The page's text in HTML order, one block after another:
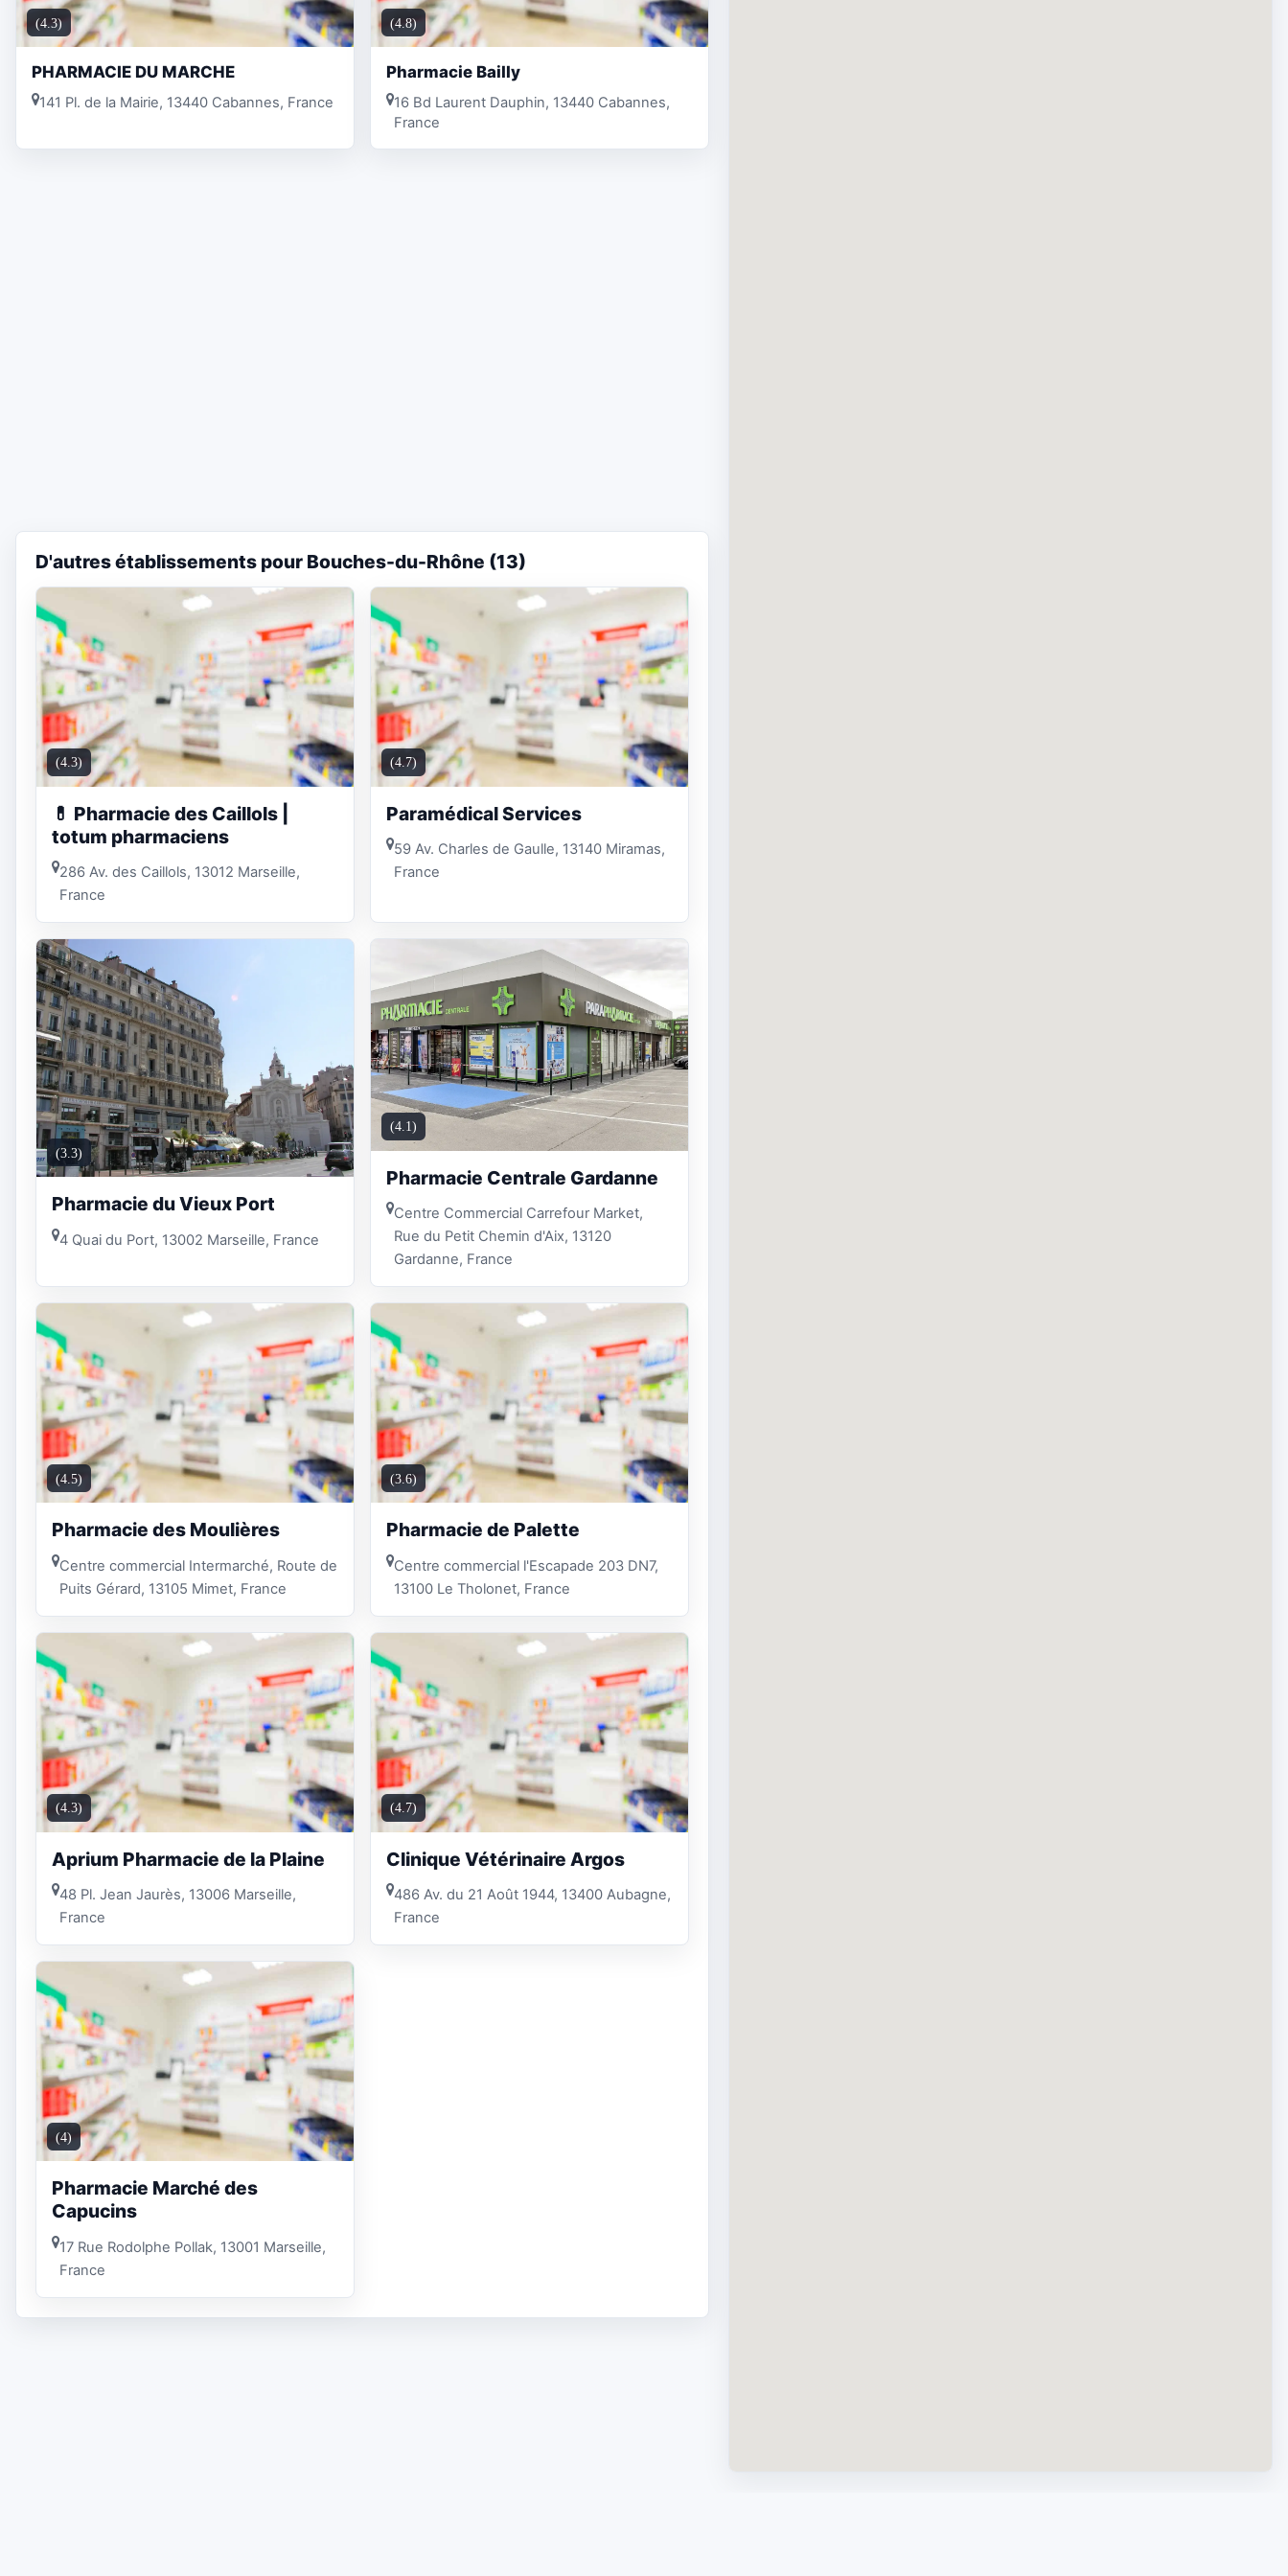
(4.3)
PHARMACIE DU MARCHE
141 Pl. de la Mairie, 13440 Cabannes, France
(4.8)
Pharmacie Bailly
16 Bd Laurent Dauphin, 13440 Cabannes,
France
D'autres établissements pour Bouches-du-Rhône (13)
(4.3)
💊 Pharmacie des Caillols |
totum pharmaciens
286 Av. des Caillols, 13012 Marseille,
France
(4.7)
Paramédical Services
59 Av. Charles de Gaulle, 13140 Miramas,
France
(3.3)
Pharmacie du Vieux Port
4 Quai du Port, 13002 Marseille, France
(4.1)
Pharmacie Centrale Gardanne
Centre Commercial Carrefour Market,
Rue du Petit Chemin d'Aix, 13120
Gardanne, France
(4.5)
Pharmacie des Moulières
Centre commercial Intermarché, Route de
Puits Gérard, 13105 Mimet, France
(3.6)
Pharmacie de Palette
Centre commercial l'Escapade 203 DN7,
13100 Le Tholonet, France
(4.3)
Aprium Pharmacie de la Plaine
48 Pl. Jean Jaurès, 13006 Marseille,
France
(4.7)
Clinique Vétérinaire Argos
486 Av. du 21 Août 1944, 13400 Aubagne,
France
(4)
Pharmacie Marché des
Capucins
17 Rue Rodolphe Pollak, 13001 Marseille,
France